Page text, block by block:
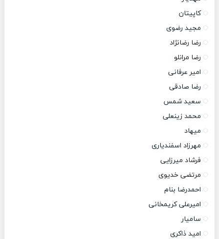
کاپیتان
مجید رضوی
رضا رضانژاد
رضا مرانلو
امیر عرفانی
رضا صادقی
سعید شمس
محمد زینعلی
میهاد
مهرزاد اسفندیاری
فرشاد میرزایی
مرتضی خدیوی
احمدرضا بنام
امیرعلی کریمخانی
سامیار
امید ذاکری